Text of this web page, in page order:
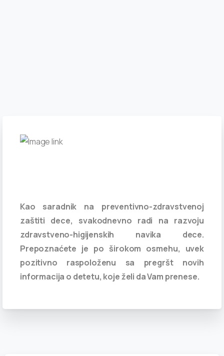
Kao saradnik na preventivno-zdravstvenoj
zaštiti dece, svakodnevno radi na razvoju
zdravstveno-higijenskih navika dece.
Prepoznaćete je po širokom osmehu, uvek
pozitivno raspoloženu sa pregršt novih
informacija o detetu, koje želi da Vam prenese.